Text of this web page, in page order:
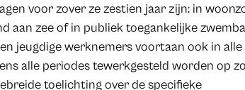
voor zover ze zestien jaar zijn: in
aan zee of in publiek toegankelijke
jeugdige werknemers voortaan ook in alle
alle periodes tewerkgesteld worden op
toelichting over de specifieke